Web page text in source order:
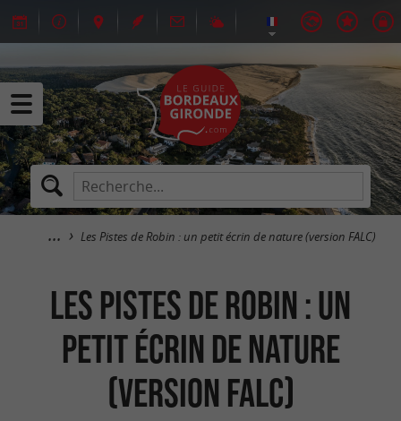
Les Pistes de Robin : un petit écrin de nature (version FALC)
Les Pistes de Robin : un
petit écrin de nature
(version FALC)